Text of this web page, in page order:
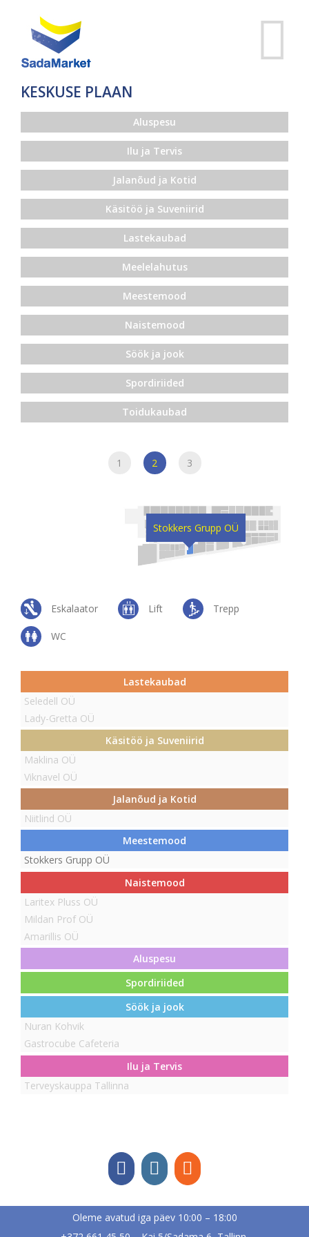
KESKUSE PLAAN
Aluspesu
Ilu ja Tervis
Jalanõud ja Kotid
Käsitöö ja Suveniirid
Lastekaubad
Meelelahutus
Meestemood
Naistemood
Söök ja jook
Spordiriided
Toidukaubad
1 2 3
Stokkers Grupp OÜ
Eskalaator Lift Trepp
WC
Lastekaubad
Seledell OÜ
Lady-Gretta OÜ
Käsitöö ja Suveniirid
Maklina OÜ
Viknavel OÜ
Jalanõud ja Kotid
Niitlind OÜ
Meestemood
Stokkers Grupp OÜ
Naistemood
Laritex Pluss OÜ
Mildan Prof OÜ
Amarillis OÜ
Aluspesu
Spordiriided
Söök ja jook
Nuran Kohvik
Gastrocube Cafeteria
Ilu ja Tervis
Terveyskauppa Tallinna
Oleme avatud iga päev 10:00 – 18:00